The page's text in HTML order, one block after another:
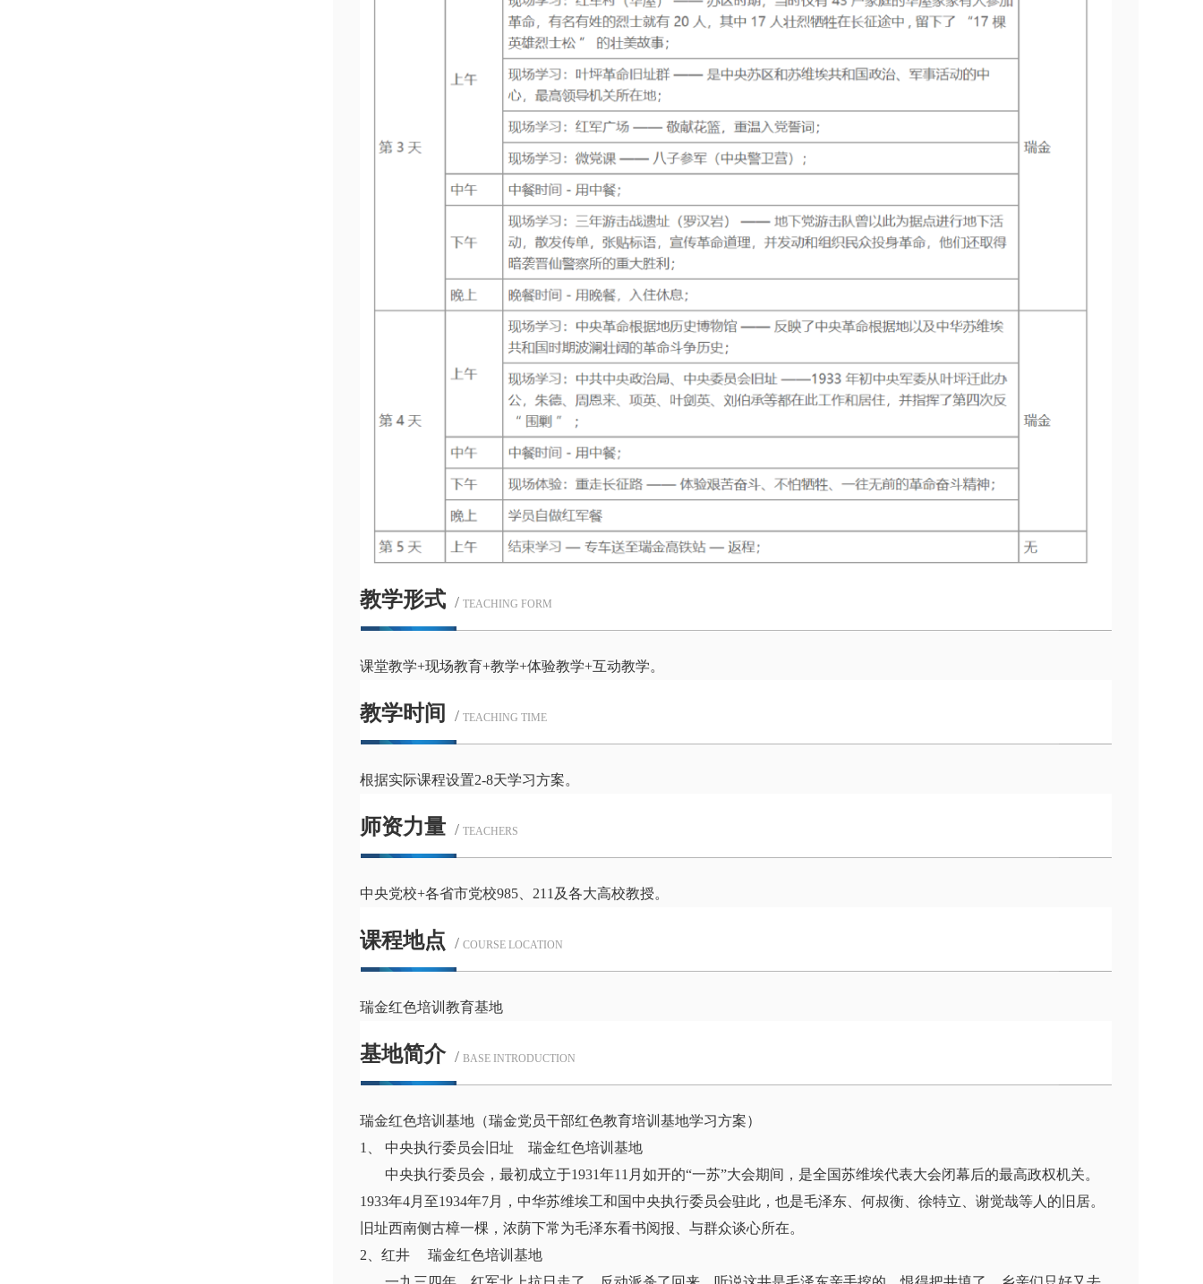
教学形式 / TEACHING FORM
课堂教学+现场教育+教学+体验教学+互动教学。
教学时间 / TEACHING TIME
根据实际课程设置2-8天学习方案。
师资力量 / TEACHERS
中央党校+各省市党校985、211及各大高校教授。
课程地点 / COURSE LOCATION
瑞金红色培训教育基地
基地简介 / BASE INTRODUCTION
瑞金红色培训基地（瑞金党员干部红色教育培训基地学习方案）
1、 中央执行委员会旧址 瑞金红色培训基地
中央执行委员会，最初成立于1931年11月如开的“一苏”大会期间，是全国苏维埃代表大会闭幕后的最高政权机关。
1933年4月至1934年7月，中华苏维埃工和国中央执行委员会驻此，也是毛泽东、何叔衡、徐特立、谢觉哉等人的旧居。
旧址西南侧古樟一棵，浓荫下常为毛泽东看书阅报、与群众谈心所在。
2、红井 瑞金红色培训基地